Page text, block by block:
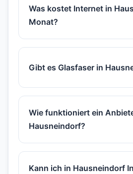
Was kostet Internet in
Monat?
Gibt es Glasfaser in
Wie funktioniert ein
Hausneindorf?
Kann ich in Hausneindorf